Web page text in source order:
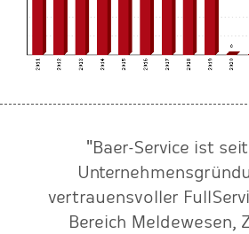
"Baer-Service ist
vertrauensvoller
Bereich Meldewesen,